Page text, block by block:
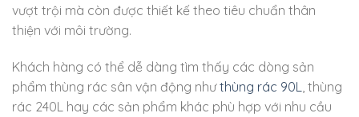
vượt trội mà còn được thiết kế theo tiêu chuẩn thân
thiện với môi trường.
Khách hàng có thể dễ dàng tìm thấy các dòng sản
phẩm thùng rác sân vận động nhưthùng rác 90L
, thùng
rác 240L hay các sản phẩm khác phù hợp với nhu cầu